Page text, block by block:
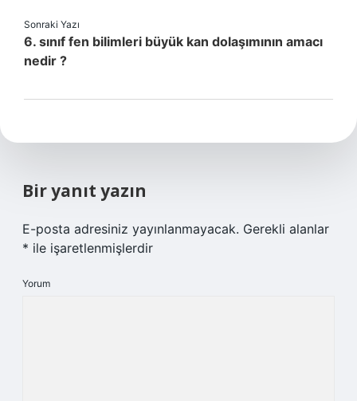
Sonraki Yazı
6. sınıf fen bilimleri büyük kan dolaşımının amacı
nedir ?
Bir yanıt yazın
E-posta adresiniz yayınlanmayacak. Gerekli alanlar
* ile işaretlenmişlerdir
Yorum